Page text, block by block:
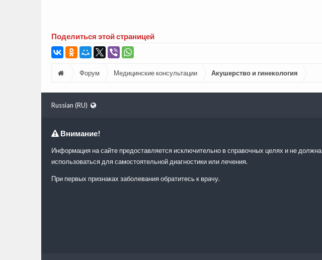
Поделиться этой страницей
Форум Медицинские консультации Акушерство и гинекология
Russian (RU)
Внимание!
Информация на сайте предоставляется исключительно в справочных целях и не должна
использоваться для самостоятельной диагностики или лечения.
При первых признаках заболевания обратитесь к врачу.